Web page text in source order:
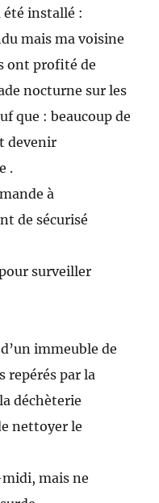
été installé :
mais ma voisine
ont profité de
nocturne sur les
que : beaucoup de
devenir
.
à
de sécurisé
surveiller
immeuble de
repérés par la
déchèterie
nettoyer le
midi, mais ne